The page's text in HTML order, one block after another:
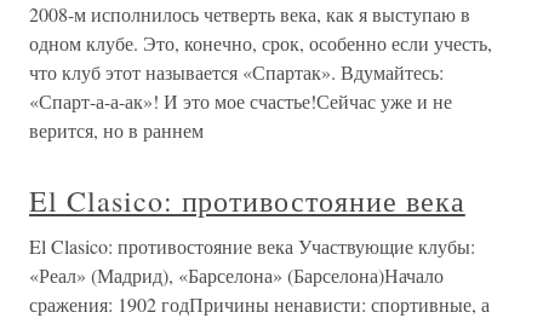
2008-м исполнилось четверть века, как я выступаю в
одном клубе. Это, конечно, срок, особенно если учесть,
что клуб этот называется «Спартак». Вдумайтесь:
«Спарт-а-а-ак»! И это мое счастье!Сейчас уже и не
верится, но в раннем
El Clasico: противостояние века
El Clasico: противостояние века Участвующие клубы:
«Реал» (Мадрид), «Барселона» (Барселона)Начало
сражения: 1902 годПричины ненависти: спортивные, а